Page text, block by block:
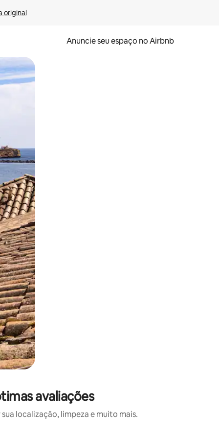
original
Anuncie seu espaço no Airbnb
o dedo na tela.
avaliações
localização, limpeza e muito mais.